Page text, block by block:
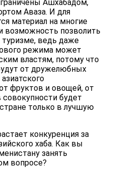
Ашхабадом,
Аваза. И для
материал на многие
возможность позволить
туризме, ведь даже
режима может
властям, потому что
от дружелюбных
фруктов и овощей, от
будет
только в лучшую
конкуренция за
хаба. Как вы
занять
вопросе?